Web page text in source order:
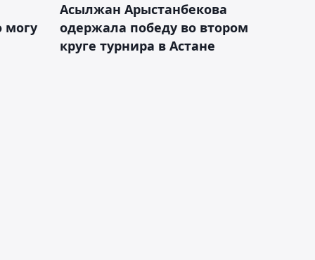
могу
Асылжан Арыстанбекова
одержала победу во втором
круге турнира в Астане